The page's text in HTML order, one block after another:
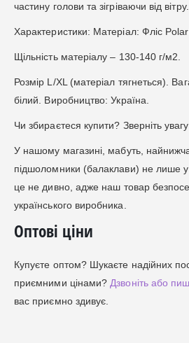
частину голови та зігріваючи від вітру.
Характеристики: Матеріал: Фліс
Щільність матеріалу – 130-140 г/м2.
Розмір L/XL (матеріал тягнеться).
білий. Виробництво: Україна.
Чи збираєтеся купити? Зверніть
У нашому магазині, мабуть,
підшоломники (балаклави) не лише у
це не дивно, адже наш товар
українського виробника.
Оптові ціни
Купуєте оптом? Шукаєте надійних
приємними цінами?Дзвоніть або
вас приємно здивує.